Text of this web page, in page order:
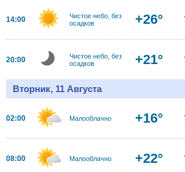
14:00
Чистое небо, без
осадков
+26°
20:00
Чистое небо, без
осадков
+21°
Вторник, 11 Августа
02:00 Малооблачно +16°
08:00 Малооблачно +22°